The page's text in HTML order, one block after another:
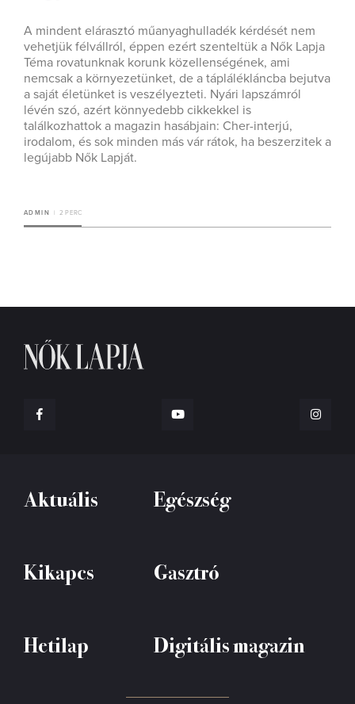
A mindent elárasztó műanyaghulladék kérdését nem
vehetjük félvállról, éppen ezért szenteltük a Nők Lapja
Téma rovatunknak korunk közellenségének, ami
nemcsak a környezetünket, de a táplálékláncba bejutva
a saját életünket is veszélyezteti. Nyári lapszámról
lévén szó, azért könnyedebb cikkekkel is
találkozhattok a magazin hasábjain: Cher-interjú,
irodalom, és sok minden más vár rátok, ha beszerzitek a
legújabb Nők Lapját.
ADMIN 2 PERC
Aktuális Egészség
Kikapcs Gasztró
Hetilap Digitális magazin